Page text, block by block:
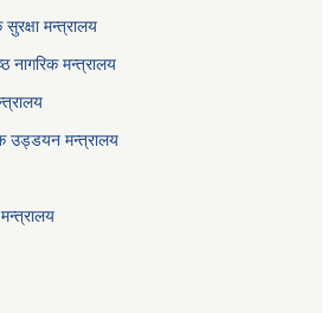
मन्त्रालय
नागरिक मन्त्रालय
उड्डयन मन्त्रालय